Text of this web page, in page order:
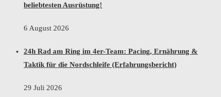
beliebtesten Ausrüstung!
6 August 2026
24h Rad am Ring im 4er-Team: Pacing, Ernährung &
Taktik für die Nordschleife (Erfahrungsbericht)
29 Juli 2026